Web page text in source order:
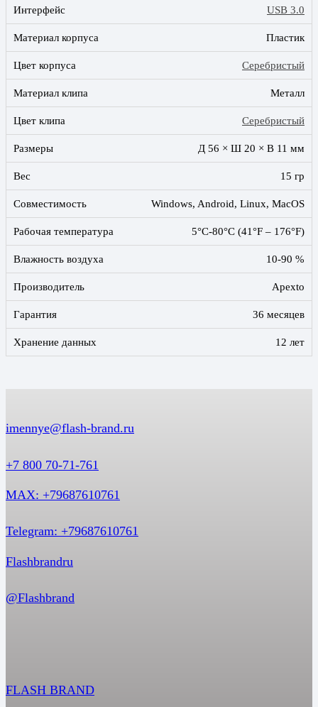
Интерфейс USB 3.0
Материал корпуса Пластик
Цвет корпуса Серебристый
Материал клипа Металл
Цвет клипа Серебристый
Размеры Д 56 × Ш 20 × В 11 мм
Вес 15 гр
Совместимость Windows, Android, Linux, MacOS
Рабочая температура 5°C-80°C (41°F – 176°F)
Влажность воздуха 10-90 %
Производитель Apexto
Гарантия 36 месяцев
Хранение данных 12 лет
imennye@flash-brand.ru
+7 800 70-71-761
MAX: +79687610761
Telegram: +79687610761
Flashbrandru
@Flashbrand
FLASH BRAND